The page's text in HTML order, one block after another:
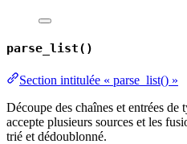
parse_list()
Section intitulée « parse_list() »
Découpe des chaînes et entrées
accepte plusieurs sources et les
trié et dédoublonné.